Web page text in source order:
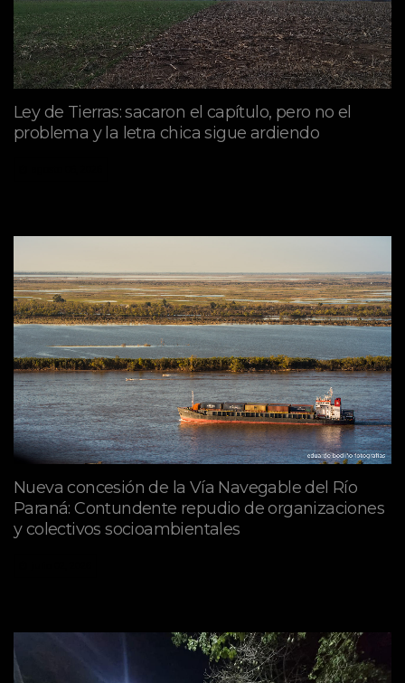
Ley de Tierras: sacaron el capítulo, pero no el
problema y la letra chica sigue ardiendo
Nueva concesión de la Vía Navegable del Río
Paraná: Contundente repudio de organizaciones
y colectivos socioambientales